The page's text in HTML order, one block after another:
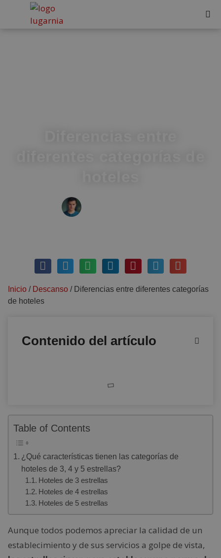
Inicio / Descanso / Diferencias entre diferentes categorías
de hoteles
Contenido del artículo
Table of Contents
¿Qué características tienen las categorías de
hoteles de 3, 4 y 5 estrellas?
Hoteles de 3 estrellas
Hoteles de 4 estrellas
Hoteles de 5 estrellas
Aunque todos podemos apreciar la calidad de un
establecimiento y de sus servicios a golpe de vista,